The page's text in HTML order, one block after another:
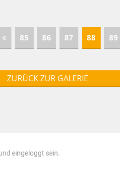
85 86 87 88 89
ZURÜCK ZUR GALERIE
eingeloggt sein.